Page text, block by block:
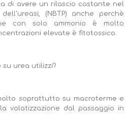
di avere un rilascio costante nel
(NBTP) anche perchè
con solo ammonio è molto
elevate è fitotossico.
su urea utilizzi?
soprattutto su macroterme e
volatizzazione dal passaggio in